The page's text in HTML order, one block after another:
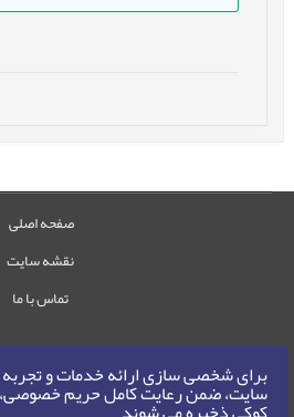
برای شخصی سازی ارائه خدمات و تجربه
سایت، ضمن رعایت کامل حریم خصوصی،
صفحه اصلی
نقشه سایت
تماس با ما
حقوق این وب‌سایت
حق نشر